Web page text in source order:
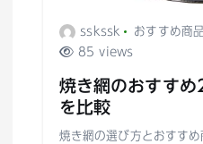
sskssk おすすめ商品
85 views
焼き網のおすす
を比較
焼き網の選び方とおすす